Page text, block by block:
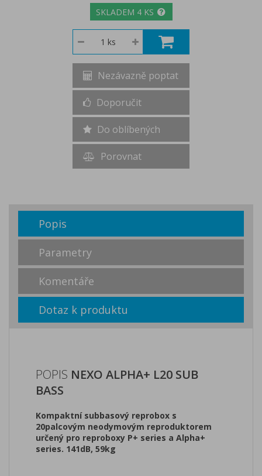
SKLADEM 4 KS
Nezávazně poptat
Doporučit
Do oblíbených
Porovnat
Popis
Parametry
Komentáře
Dotaz k produktu
POPIS NEXO ALPHA+ L20 SUB
BASS
Kompaktní subbasový reprobox s
20palcovým neodymovým reproduktorem
určený pro reproboxy P+ series a Alpha+
series. 141dB, 59kg